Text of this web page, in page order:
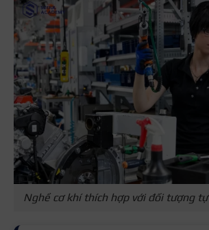
Nghề cơ khí thích hợp với đối tượng